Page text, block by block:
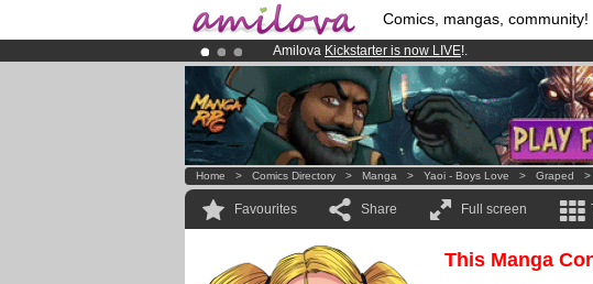
Comics, mangas, community!
Amilova Kickstarter is now LIVE!.
Premium membership from3.95 eurosper month !
Already 100000membersand 1000 comics &
Home > Comics Directory > Manga > Yaoi - Boys Love > Graped
Favourites Share Full screen
This Manga